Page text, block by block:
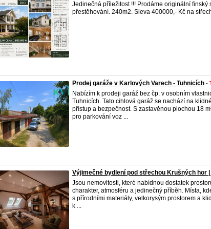
Jedinečná příležitost !!! Prodáme originální finský
přestěhování. 240m2. Sleva 400000,- Kč na
Prodej garáže v Karlových Varech - Tuhnicích -
Nabízím k prodeji garáž bez čp. v osobním
Tuhnicích. Tato cihlová garáž se nachází na
přístup a bezpečnost. S zastavěnou plochou 18
pro parkování voz ...
Výjimečné bydlení pod střechou Krušných hor |
Jsou nemovitosti, které nabídnou dostatek
charakter, atmosféru a jedinečný příběh. Místa,
s přírodními materiály, velkorysým prostorem a
k ...